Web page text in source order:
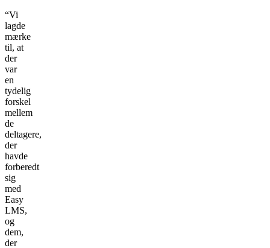
“Vi
lagde
mærke
til, at
der
var
en
tydelig
forskel
mellem
de
deltagere,
der
havde
forberedt
sig
med
Easy
LMS,
og
dem,
der